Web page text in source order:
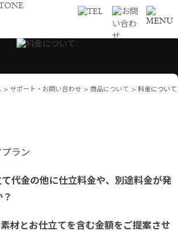
> サポート・お問い合わせ > 商品について > 料金について
代金の他に仕立料金や、別途料金が発
材とお仕立てを含む金額をご提案させ